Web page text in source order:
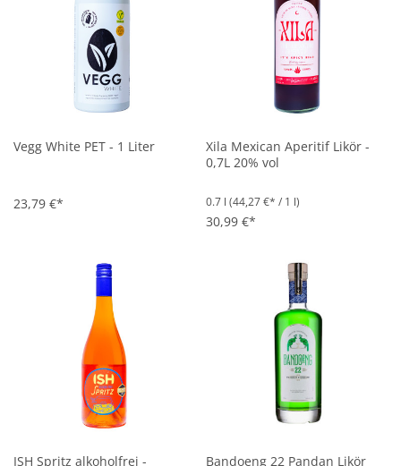
Vegg White PET - 1 Liter
23,79 €*
Xila Mexican Aperitif Likör -
0,7L 20% vol
0.7 l (44,27 €* / 1 l)
30,99 €*
ISH Spritz alkoholfrei -
Bandoeng 22 Pandan Likör